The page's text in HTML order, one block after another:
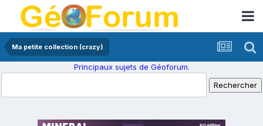
Ma petite collection (crazy)
Principaux sujets de Géoforum.